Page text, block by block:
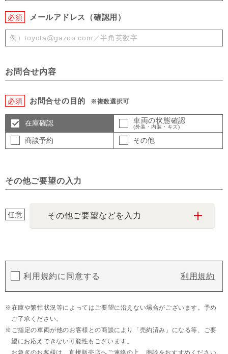
必須 メールアドレス（確認用）
お問合せ内容
必須 お問合せの目的 ※複数選択可
在庫確認 車両の状態確認
(外装・内装・キズ)
商談予約 その他
その他ご要望の入力
任意 その他ご要望などを入力
利用規約に同意する 利用規約
在庫や繁忙状況等によってはご要望に沿えない場合がございます。予め
ご了承ください。
ご指定の車両が他のお客様との商談により「売約済み」になる等、ご要
望にお応えできない可能性もございます。
お急ぎのお客様は、直接販売店へご連絡の上、商談をおすすめください。